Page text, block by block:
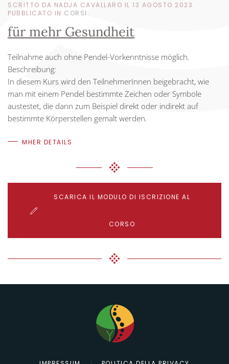
SCRITTO DA NADJA CAVALLARO IL 13 AGOSTO 2023.
PUBBLICATO IN CORSI .
für mehr Gesundheit
Teilnahme auch ohne Pendel-Vorkenntnisse möglich.
Beschreibung:
In diesem Kurs wird den TeilnehmerInnen beigebracht, wie
man mit einem Pendel bestimmte Zeichen oder Symbole
austestet, die dann zum Beispiel direkt oder indirekt auf
bestimmte Körperstellen gemalt werden.
MHER DETAILS
SCARICA IL MODULO DI ISCRIZIONE AL
CORSO